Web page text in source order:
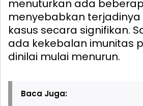
menuturkan ada
menyebabkan
kasus secara signifikan.
ada kekebalan imunitas
dinilai mulai menurun.
Baca Juga: